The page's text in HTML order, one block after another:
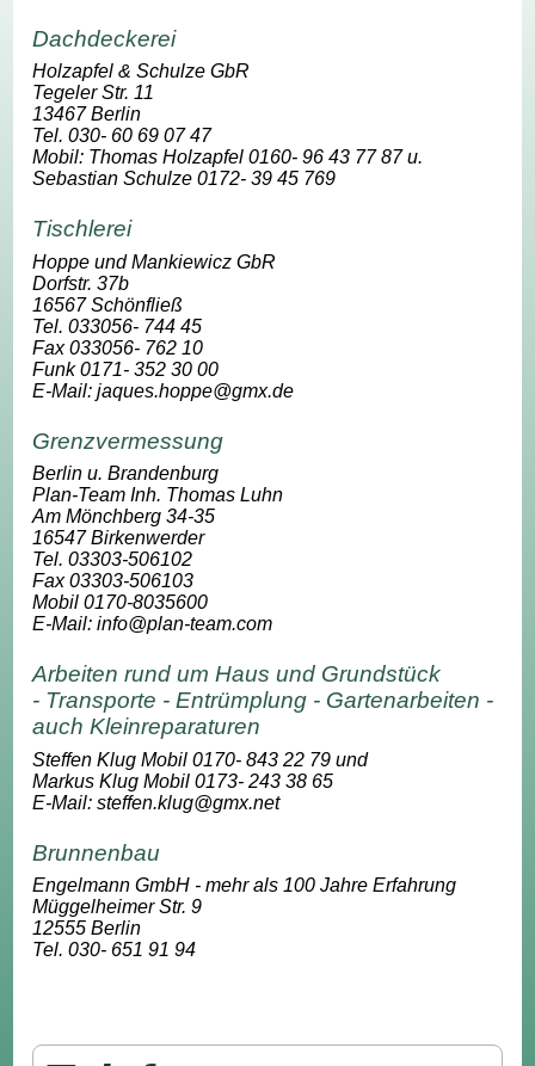
Dachdeckerei
Holzapfel & Schulze GbR
Tegeler Str. 11
13467 Berlin
Tel. 030- 60 69 07 47
Mobil: Thomas Holzapfel 0160- 96 43 77 87 u.
Sebastian Schulze 0172- 39 45 769
Tischlerei
Hoppe und Mankiewicz GbR
Dorfstr. 37b
16567 Schönfließ
Tel. 033056- 744 45
Fax 033056- 762 10
Funk 0171- 352 30 00
E-Mail: jaques.hoppe@gmx.de
Grenzvermessung
Berlin u. Brandenburg
Plan-Team Inh. Thomas Luhn
Am Mönchberg 34-35
16547 Birkenwerder
Tel. 03303-506102
Fax 03303-506103
Mobil 0170-8035600
E-Mail: info@plan-team.com
Arbeiten rund um Haus und Grundstück
- Transporte - Entrümplung - Gartenarbeiten -
auch Kleinreparaturen
Steffen Klug Mobil 0170- 843 22 79 und
Markus Klug Mobil 0173- 243 38 65
E-Mail: steffen.klug@gmx.net
Brunnenbau
Engelmann GmbH - mehr als 100 Jahre Erfahrung
Müggelheimer Str. 9
12555 Berlin
Tel. 030- 651 91 94